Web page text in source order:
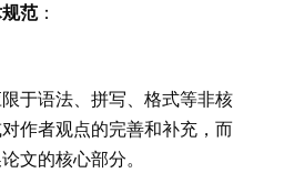
范：
于语法、拼写、格式等非核
作者观点的完善和补充，而
文的核心部分。